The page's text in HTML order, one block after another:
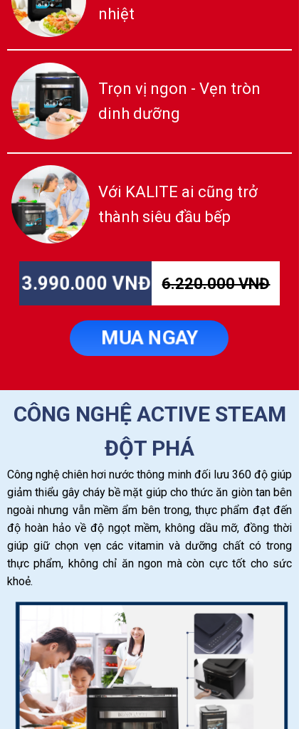
nhiệt
Trọn vị ngon - Vẹn tròn
dinh dưỡng
Với KALITE ai cũng trở
thành siêu đầu bếp
MUA NGAY
3.990.000 VNĐ 6.220.000 VNĐ
CÔNG NGHỆ ACTIVE STEAM
ĐỘT PHÁ
Công nghệ chiên hơi nước thông minh đối lưu 360 độ giúp
giảm thiểu gây cháy bề mặt giúp cho thức ăn giòn tan bên
ngoài nhưng vẫn mềm ẩm bên trong, thực phẩm đạt đến
độ hoàn hảo về độ ngọt mềm, không dầu mỡ, đồng thời
giúp giữ chọn vẹn các vitamin và dưỡng chất có trong
thực phẩm, không chỉ ăn ngon mà còn cực tốt cho sức
khoẻ.